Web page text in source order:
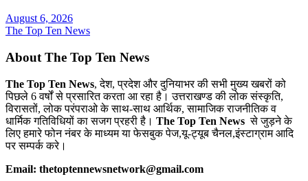
August 6, 2026
The Top Ten News
About The Top Ten News
The Top Ten News, देश, प्रदेश और दुनियाभर की सभी मुख्य खबरों को
पिछले 6 वर्षों से प्रसारित करता आ रहा है। उत्तराखण्ड की लोक संस्कृति,
विरासतों, लोक परंपराओ के साथ-साथ आर्थिक, सामाजिक राजनीतिक व
धार्मिक गतिविधियों का सजग प्रहरी है। The Top Ten News से जुड़ने के
लिए हमारे फोन नंबर के माध्यम या फेसबुक पेज,यू-ट्यूब चैनल,इंस्टाग्राम आदि
पर सम्पर्क करे।
Email: thetoptennewsnetwork@gmail.com